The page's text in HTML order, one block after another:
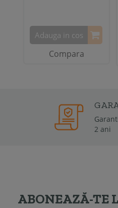
Adauga in cos
Compara
GARANTIE2
Garantia de
2 ani
ABONEAZĂ-TE